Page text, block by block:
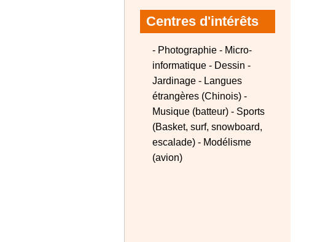
Centres d'intérêts
- Photographie - Micro-
informatique - Dessin -
Jardinage - Langues
étrangères (Chinois) -
Musique (batteur) - Sports
(Basket, surf, snowboard,
escalade) - Modélisme
(avion)